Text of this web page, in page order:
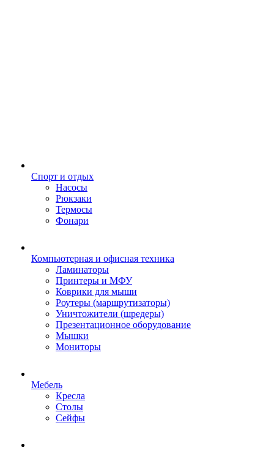
Спорт и отдых
Насосы
Рюкзаки
Термосы
Фонари
Компьютерная и офисная техника
Ламинаторы
Принтеры и МФУ
Коврики для мыши
Роутеры (маршрутизаторы)
Уничтожители (шредеры)
Презентационное оборудование
Мышки
Мониторы
Мебель
Кресла
Столы
Сейфы